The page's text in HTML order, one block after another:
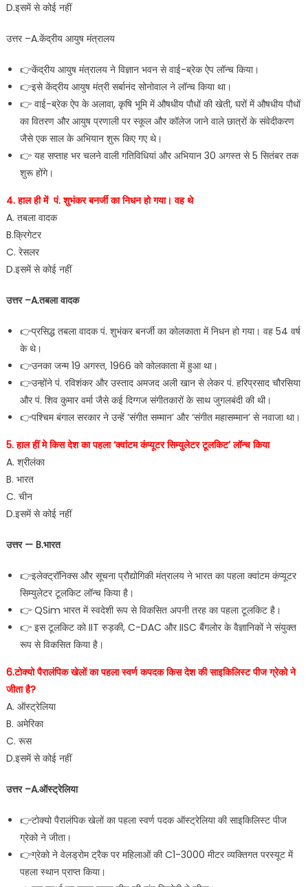
D.इसमें से कोई नहीं
उत्तर –A.केंद्रीय आयुष मंत्रालय
👉केंद्रीय आयुष मंत्रालय ने विज्ञान भवन से वाई-ब्रेक ऐप लॉन्च किया।
👉इसे केंद्रीय आयुष मंत्री सर्बानंद सोनोवाल ने लॉन्च किया था।
👉 वाई-ब्रेक ऐप के अलावा, कृषि भूमि में औषधीय पौधों की खेती, घरों में औषधीय पौधों
का वितरण और आयुष प्रणाली पर स्कूल और कॉलेज जाने वाले छात्रों के संवेदीकरण
जैसे एक साल के अभियान शुरू किए गए थे।
👉 यह सप्ताह भर चलने वाली गतिविधियां और अभियान 30 अगस्त से 5 सितंबर तक
शुरू होंगे।
4. हाल ही में पं. शुभंकर बनर्जी का निधन हो गया। वह थे
A. तबला वादक
B.क्रिगेटर
C. रेसलर
D.इसमें से कोई नहीं
उत्तर –A.तबला वादक
👉प्रसिद्ध तबला वादक पं. शुभंकर बनर्जी का कोलकाता में निधन हो गया। वह 54 वर्ष
के थे।
👉उनका जन्म 19 अगस्त‚ 1966 को कोलकाता में हुआ था।
👉उन्होंने पं. रविशंकर और उस्ताद अमजद अली खान से लेकर पं. हरिप्रसाद चौरसिया
और पं. शिव कुमार वर्मा जैसे कई दिग्गज संगीतकारों के साथ जुगलबंदी की थी।
👉पश्चिम बंगाल सरकार ने उन्हें ‘संगीत सम्मान’ और ‘संगीत महासम्मान’ से नवाजा था।
5. हाल हीं मे किस देश का पहला ‘क्वांटम कंप्यूटर सिम्युलेटर टूलकिट’ लॉन्च किया
A. श्रीलंका
B. भारत
C. चीन
D.इसमें से कोई नहीं
उत्तर — B.भारत
👉इलेक्ट्रॉनिक्स और सूचना प्रौद्योगिकी मंत्रालय ने भारत का पहला क्वांटम कंप्यूटर
सिम्युलेटर टूलकिट लॉन्च किया है।
👉 QSim भारत में स्वदेशी रूप से विकसित अपनी तरह का पहला टूलकिट है।
👉 इस टूलकिट को IIT रुड़की, C-DAC और IISC बैंगलोर के वैज्ञानिकों ने संयुक्त
रूप से विकसित किया है।
6.टोक्यो पैरालंपिक खेलों का पहला स्वर्ण कपदक किस देश की साइकिलिस्ट पीज ग्रेको ने
जीता है?
A. ऑस्ट्रेलिया
B. अमेरिका
C. रूस
D.इसमें से कोई नहीं
उत्तर –A.ऑस्ट्रेलिया
👉टोक्यो पैरालंपिक खेलों का पहला स्वर्ण पदक ऑस्ट्रेलिया की साइकिलिस्ट पीज
ग्रेको ने जीता।
👉ग्रेको ने वेलड्रोम ट्रैक पर महिलाओं की C1-3000 मीटर व्यक्तिगत परस्यूट में
पहला स्थान प्राप्त किया।